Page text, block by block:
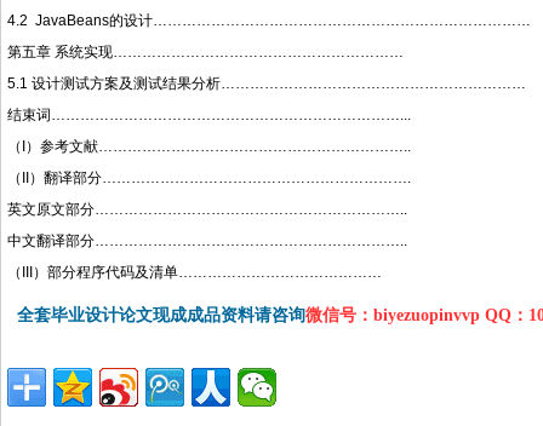
4.2 JavaBeans的设计……………………………………………………………………
第五章 系统实现……………………………………………………
5.1 设计测试方案及测试结果分析………………………………………………………
结束词………………………………………………………………...
（I）参考文献………………………………………………………..
（II）翻译部分……………………………………………………….
英文原文部分………………………………………………………..
中文翻译部分………………………………………………………..
（III）部分程序代码及清单……………………………………
全套毕业设计论文现成成品资料请咨询微信号：biyezuopinvvp QQ